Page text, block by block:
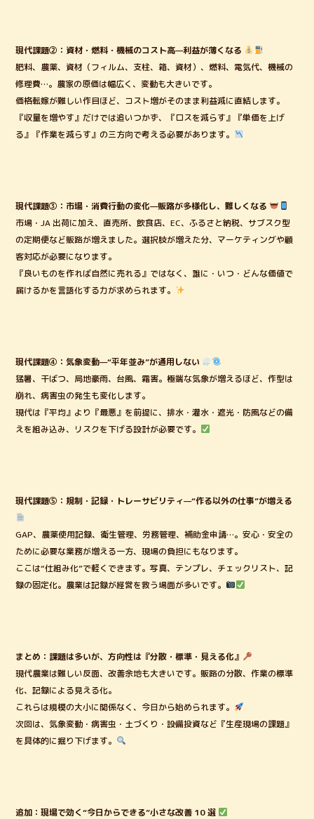
現代課題②：資材・燃料・機械のコスト高—利益が薄くなる
肥料、農薬、資材（フィルム、支柱、箱、資材）、燃料、電気代、機械の
修理費…。農家の原価は幅広く、変動も大きいです。
価格転嫁が難しい作目ほど、コスト増がそのまま利益減に直結します。
『収量を増やす』だけでは追いつかず、『ロスを減らす』『単価を上げ
る』『作業を減らす』の三方向で考える必要があります。
現代課題③：市場・消費行動の変化—販路が多様化し、難しくなる
市場・JA 出荷に加え、直売所、飲食店、EC、ふるさと納税、サブスク型
の定期便など販路が増えました。選択肢が増えた分、マーケティングや顧
客対応が必要になります。
『良いものを作れば自然に売れる』ではなく、誰に・いつ・どんな価値で
届けるかを言語化する力が求められます。
現代課題④：気象変動—“平年並み”が通用しない
猛暑、干ばつ、局地豪雨、台風、霜害。極端な気象が増えるほど、作型は
崩れ、病害虫の発生も変化します。
現代は『平均』より『最悪』を前提に、排水・灌水・遮光・防風などの備
えを組み込み、リスクを下げる設計が必要です。
現代課題⑤：規制・記録・トレーサビリティ—“作る以外の仕事”が増える
GAP、農薬使用記録、衛生管理、労務管理、補助金申請…。安心・安全の
ために必要な業務が増える一方、現場の負担にもなります。
ここは“仕組み化”で軽くできます。写真、テンプレ、チェックリスト、記
録の固定化。農業は記録が経営を救う場面が多いです。
まとめ：課題は多いが、方向性は『分散・標準・見える化』
現代農業は難しい反面、改善余地も大きいです。販路の分散、作業の標準
化、記録による見える化。
これらは規模の大小に関係なく、今日から始められます。
次回は、気象変動・病害虫・土づくり・設備投資など『生産現場の課題』
を具体的に掘り下げます。
追加：現場で効く“今日からできる”小さな改善 10 選